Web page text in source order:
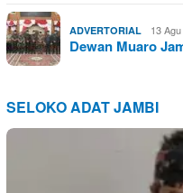
ADVERTORIAL 13
Dewan Muaro
SELOKO ADAT JAMBI